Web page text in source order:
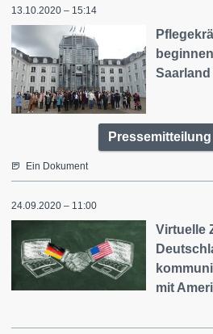
13.10.2020 – 15:14
Saarland
Ein Dokument
24.09.2020 – 11:00
Virtuelle
mit